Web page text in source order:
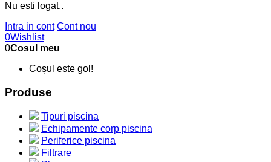
Nu esti logat..
Intra in cont Cont nou
0Wishlist
0Cosul meu
Coșul este gol!
Produse
Tipuri piscina
Echipamente corp piscina
Periferice piscina
Filtrare